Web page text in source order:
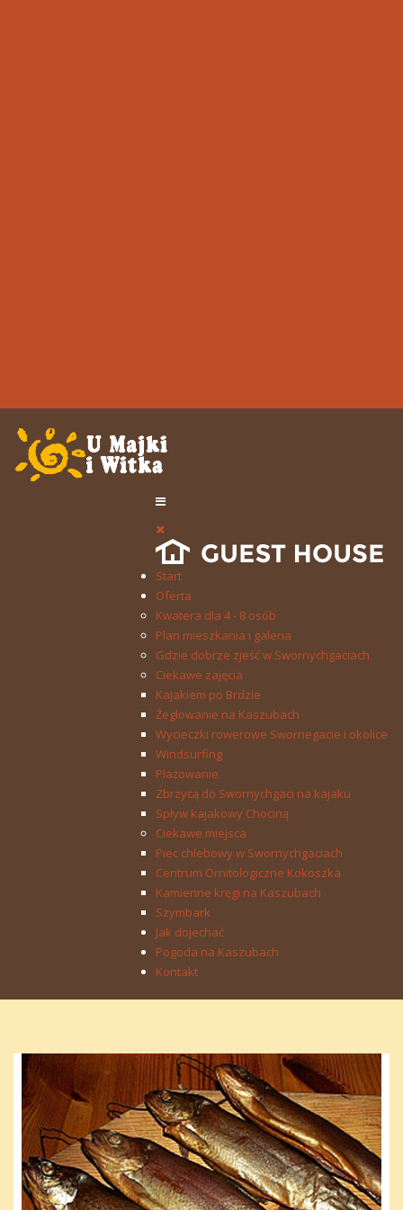
Start
Oferta
Kwatera dla 4 - 8 osób
Plan mieszkania i galeria
Gdzie dobrze zjeść w Swornychgaciach
Ciekawe zajęcia
Kajakiem po Brdzie
Żeglowanie na Kaszubach
Wycieczki rowerowe Swornegacie i okolice
Windsurfing
Plażowanie
Zbrzycą do Swornychgaci na kajaku
Spływ kajakowy Chociną
Ciekawe miejsca
Piec chlebowy w Swornychgaciach
Centrum Ornitologiczne Kokoszka
Kamienne kręgi na Kaszubach
Szymbark
Jak dojechać
Pogoda na Kaszubach
Kontakt